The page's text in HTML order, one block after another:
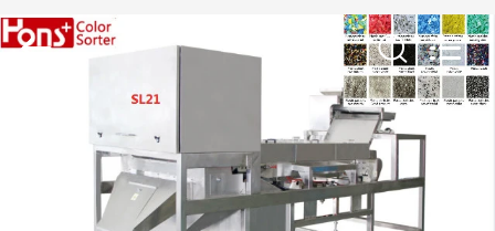
ПРОДУКТЫ
Optoelectronic
High-
tech